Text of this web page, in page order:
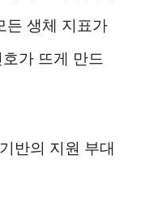
든 생체 지표가
가 뜨게 만드
반의 지원 부대